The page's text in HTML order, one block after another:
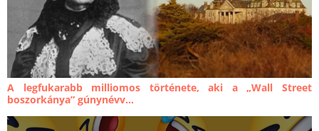
A legfukarabb milliomos története, aki a „Wall Street
boszorkánya” gúnynévv...